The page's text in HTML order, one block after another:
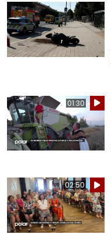
01:30
02:50